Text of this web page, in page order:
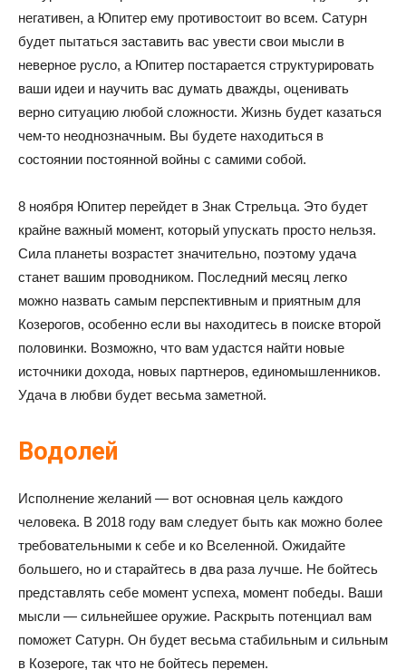
негативен, а Юпитер ему противостоит во всем. Сатурн
будет пытаться заставить вас увести свои мысли в
неверное русло, а Юпитер постарается структурировать
ваши идеи и научить вас думать дважды, оценивать
верно ситуацию любой сложности. Жизнь будет казаться
чем-то неоднозначным. Вы будете находиться в
состоянии постоянной войны с самими собой.
8 ноября Юпитер перейдет в Знак Стрельца. Это будет
крайне важный момент, который упускать просто нельзя.
Сила планеты возрастет значительно, поэтому удача
станет вашим проводником. Последний месяц легко
можно назвать самым перспективным и приятным для
Козерогов, особенно если вы находитесь в поиске второй
половинки. Возможно, что вам удастся найти новые
источники дохода, новых партнеров, единомышленников.
Удача в любви будет весьма заметной.
Водолей
Исполнение желаний — вот основная цель каждого
человека. В 2018 году вам следует быть как можно более
требовательными к себе и ко Вселенной. Ожидайте
большего, но и старайтесь в два раза лучше. Не бойтесь
представлять себе момент успеха, момент победы. Ваши
мысли — сильнейшее оружие. Раскрыть потенциал вам
поможет Сатурн. Он будет весьма стабильным и сильным
в Козероге, так что не бойтесь перемен.